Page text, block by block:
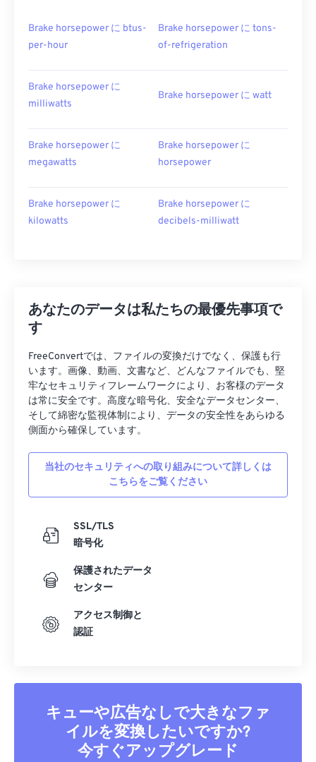
Brake horsepower に btus-
per-hour
Brake horsepower に tons-
of-refrigeration
Brake horsepower に
milliwatts
Brake horsepower に watt
Brake horsepower に
megawatts
Brake horsepower に
horsepower
Brake horsepower に
kilowatts
Brake horsepower に
decibels-milliwatt
あなたのデータは私たちの最優先事項で
す
FreeConvertでは、ファイルの変換だけでなく、保護も行
います。画像、動画、文書など、どんなファイルでも、堅
牢なセキュリティフレームワークにより、お客様のデータ
は常に安全です。高度な暗号化、安全なデータセンター、
そして綿密な監視体制により、データの安全性をあらゆる
側面から確保しています。
当社のセキュリティへの取り組みについて詳しくは
こちらをご覧ください
SSL/TLS
暗号化
保護されたデータ
センター
アクセス制御と
認証
キューや広告なしで大きなファ
イルを変換したいですか?
今すぐアップグレード